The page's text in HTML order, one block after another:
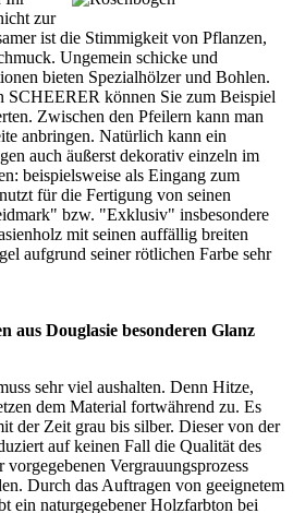
zur
ist die Stimmigkeit von Pflanzen,
Ungemein schicke und
bieten Spezialhölzer und Bohlen.
SCHEERER können Sie zum Beispiel
Zwischen den Pfeilern kann man
anbringen. Natürlich kann ein
auch äußerst dekorativ einzeln im
beispielsweise als Eingang zum
für die Fertigung von seinen
bzw. "Exklusiv" insbesondere
mit seinen auffällig breiten
aufgrund seiner rötlichen Farbe sehr
aus Douglasie besonderen Glanz
sehr viel aushalten. Denn Hitze,
dem Material fortwährend zu. Es
der Zeit grau bis silber. Dieser von der
auf keinen Fall die Qualität des
Vergrauungsprozess
Durch das Auftragen von geeignetem
ein naturgegebener Holzfarbton bei